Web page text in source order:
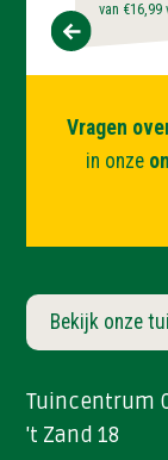
van €16,99
‹
Vragen
in onze
Bekijk onze
Tuincentrum
't Zand 18